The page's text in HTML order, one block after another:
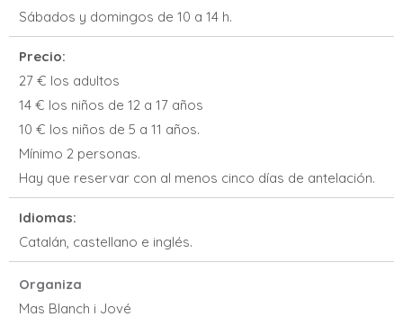
Sábados y domingos de 10 a 14 h.
Precio:
27 € los adultos
14 € los niños de 12 a 17 años
10 € los niños de 5 a 11 años.
Mínimo 2 personas.
Hay que reservar con al menos cinco días de antelación.
Idiomas:
Catalán, castellano e inglés.
Organiza
Mas Blanch i Jové